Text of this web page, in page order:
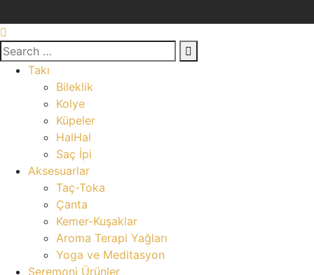
Takı
Bileklik
Kolye
Küpeler
HalHal
Saç İpi
Aksesuarlar
Taç-Toka
Çanta
Kemer-Kuşaklar
Aroma Terapi Yağları
Yoga ve Meditasyon
Seremoni Ürünler